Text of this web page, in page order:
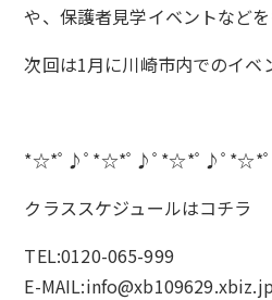
や、保護者見学イベントなどを
次回は1月に川崎市内でのイ
*☆*ﾟ♪ﾟ*☆*ﾟ♪ﾟ*☆*ﾟ♪ﾟ*☆*
クラススケジュールはコチラ
TEL:0120-065-999
E-